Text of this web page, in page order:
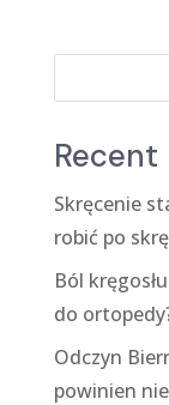
Recent
Skręcenie
robić po
Ból
do
Odczyn
powinien